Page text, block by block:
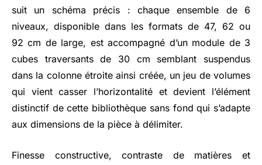
suit un schéma précis : chaque ensemble de 6
niveaux, disponible dans les formats de 47, 62 ou
92 cm de large, est accompagné d’un module de 3
cubes traversants de 30 cm semblant suspendus
dans la colonne étroite ainsi créée, un jeu de volumes
qui vient casser l’horizontalité et devient l’élément
distinctif de cette bibliothèque sans fond qui s’adapte
aux dimensions de la pièce à délimiter.
Finesse constructive, contraste de matières et